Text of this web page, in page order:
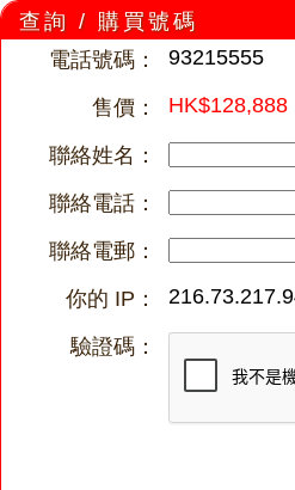
查詢 / 購買號碼
電話號碼：
93215555
售價： HK$128,888
聯絡姓名：
聯絡電話：
聯絡電郵：
你的 IP：
驗證碼：